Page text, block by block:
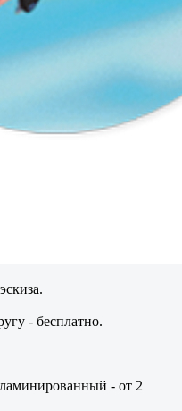
- бесплатно.
- от 2